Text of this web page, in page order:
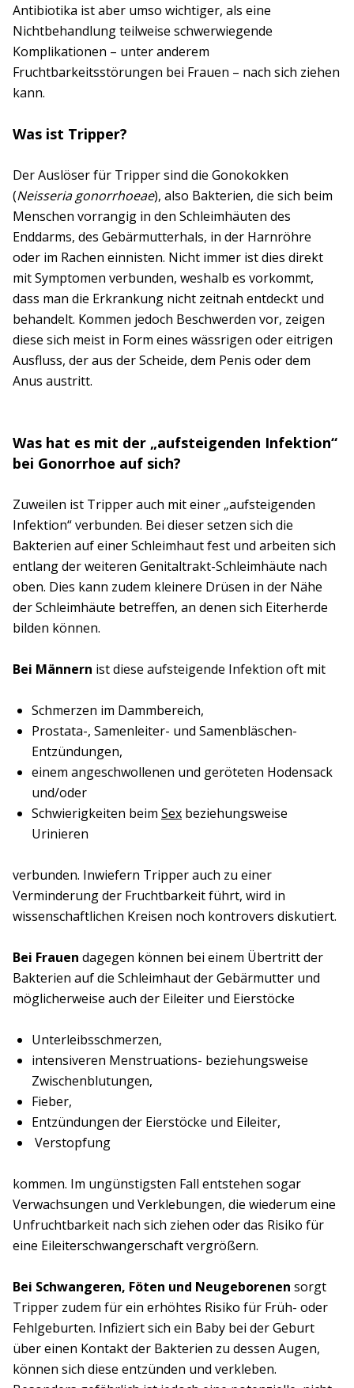
Antibiotika ist aber umso wichtiger, als eine
Nichtbehandlung teilweise schwerwiegende
Komplikationen – unter anderem
Fruchtbarkeitsstörungen bei Frauen – nach sich ziehen
kann.
Was ist Tripper?
Der Auslöser für Tripper sind die Gonokokken
(Neisseria gonorrhoeae), also Bakterien, die sich beim
Menschen vorrangig in den Schleimhäuten des
Enddarms, des Gebärmutterhals, in der Harnröhre
oder im Rachen einnisten. Nicht immer ist dies direkt
mit Symptomen verbunden, weshalb es vorkommt,
dass man die Erkrankung nicht zeitnah entdeckt und
behandelt. Kommen jedoch Beschwerden vor, zeigen
diese sich meist in Form eines wässrigen oder eitrigen
Ausfluss, der aus der Scheide, dem Penis oder dem
Anus austritt.
Was hat es mit der „aufsteigenden Infektion“
bei Gonorrhoe auf sich?
Zuweilen ist Tripper auch mit einer „aufsteigenden
Infektion“ verbunden. Bei dieser setzen sich die
Bakterien auf einer Schleimhaut fest und arbeiten sich
entlang der weiteren Genitaltrakt-Schleimhäute nach
oben. Dies kann zudem kleinere Drüsen in der Nähe
der Schleimhäute betreffen, an denen sich Eiterherde
bilden können.
Bei Männern ist diese aufsteigende Infektion oft mit
Schmerzen im Dammbereich,
Prostata-, Samenleiter- und Samenbläschen-
Entzündungen,
einem angeschwollenen und geröteten Hodensack
und/oder
Schwierigkeiten beim Sex beziehungsweise
Urinieren
verbunden. Inwiefern Tripper auch zu einer
Verminderung der Fruchtbarkeit führt, wird in
wissenschaftlichen Kreisen noch kontrovers diskutiert.
Bei Frauen dagegen können bei einem Übertritt der
Bakterien auf die Schleimhaut der Gebärmutter und
möglicherweise auch der Eileiter und Eierstöcke
Unterleibsschmerzen,
intensiveren Menstruations- beziehungsweise
Zwischenblutungen,
Fieber,
Entzündungen der Eierstöcke und Eileiter,
Verstopfung
kommen. Im ungünstigsten Fall entstehen sogar
Verwachsungen und Verklebungen, die wiederum eine
Unfruchtbarkeit nach sich ziehen oder das Risiko für
eine Eileiterschwangerschaft vergrößern.
Bei Schwangeren, Föten und Neugeborenen sorgt
Tripper zudem für ein erhöhtes Risiko für Früh- oder
Fehlgeburten. Infiziert sich ein Baby bei der Geburt
über einen Kontakt der Bakterien zu dessen Augen,
können sich diese entzünden und verkleben.